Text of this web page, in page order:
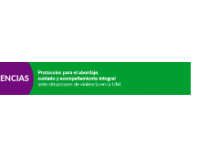
03:00HSArquisur 2026:
Convocatoria abierta para